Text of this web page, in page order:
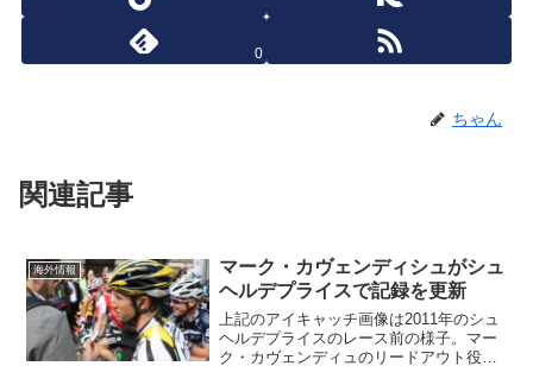
0
ちゃん
関連記事
海外情報
マーク・カヴェンディシュがシュ
ヘルデプライスで記録を更新
上記のアイキャッチ画像は2011年のシュ
ヘルデプライスのレース前の様子。マー
ク・カヴェンディュのリードアウト役だ